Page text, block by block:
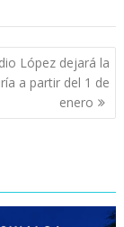
López dejará la
a partir del 1 de
enero